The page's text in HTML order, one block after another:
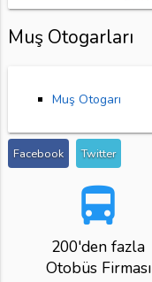
Muş Otogarları
Muş Otogarı
Facebook Twitter
directions_bus
200'den fazla
Otobüs Firması